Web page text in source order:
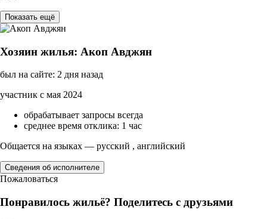
Показать ещё
Хозяин жилья: Акоп Авджян
был на сайте: 2 дня назад
участник с мая 2024
обрабатывает запросы всегда
среднее время отклика: 1 час
Общается на языках — русский , английский
Сведения об исполнителе
Пожаловаться
Понравилось жильё? Поделитесь с друзьями